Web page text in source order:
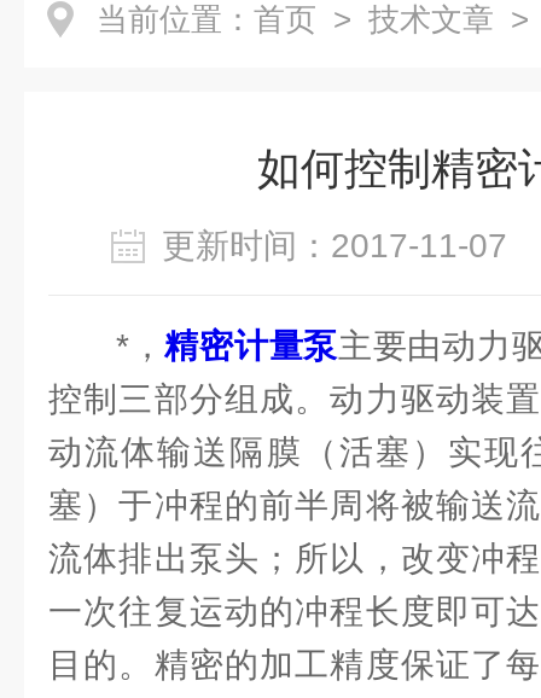
当前位置： 首页 > 技术文章 >
如何控制精密
更新时间：2017-11-
*，精密计量泵主要由动力
控制三部分组成。动力驱动装
动流体输送隔膜（活塞）实现
塞）于冲程的前半周将被输送
流体排出泵头；所以，改变冲
一次往复运动的冲程长度即可
目的。精密的加工精度保证了